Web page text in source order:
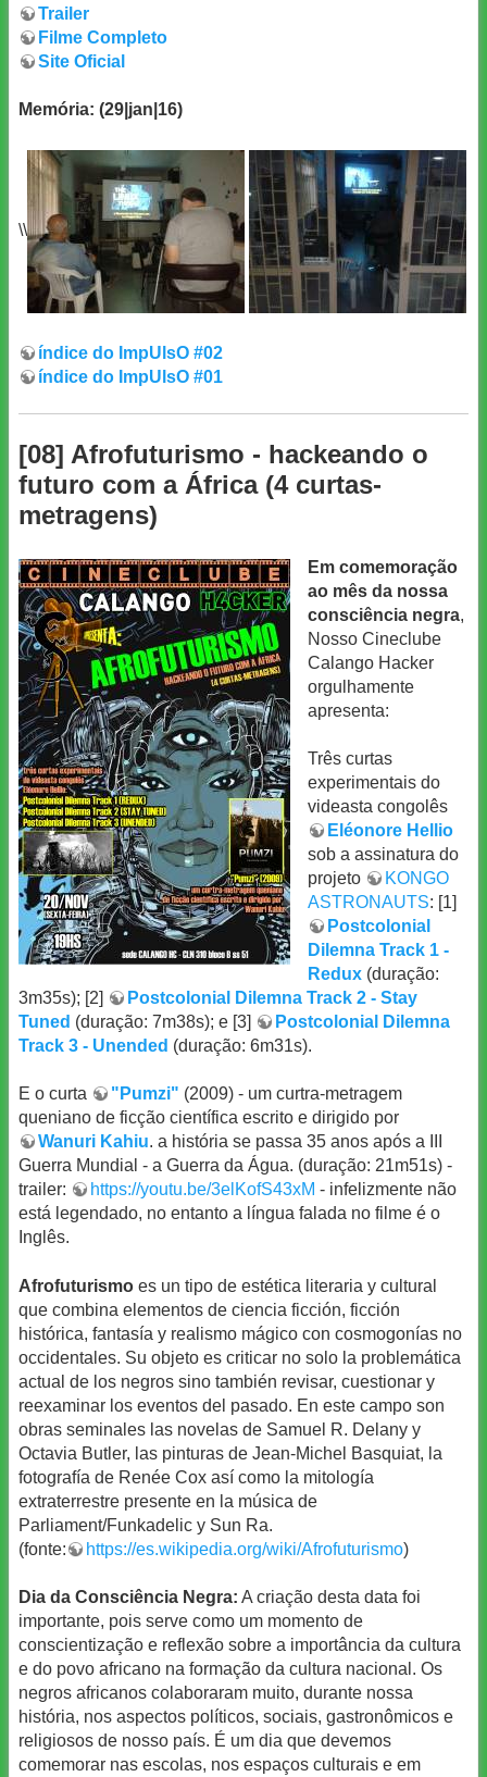
Trailer
Filme Completo
Site Oficial
Memória: (29|jan|16)
\\
índice do ImpUlsO #02
índice do ImpUlsO #01
[08] Afrofuturismo - hackeando o
futuro com a África (4 curtas-
metragens)
Em comemoração
ao mês da nossa
consciência negra,
Nosso Cineclube
Calango Hacker
orgulhamente
apresenta:
Três curtas
experimentais do
videasta congolês
Eléonore Hellio
sob a assinatura do
projeto
KONGO
ASTRONAUTS: [1]
Postcolonial
Dilemna Track 1 -
Redux (duração:
3m35s); [2]
Postcolonial Dilemna Track 2 - Stay
Tuned (duração: 7m38s); e [3]
Postcolonial Dilemna
Track 3 - Unended (duração: 6m31s).
E o curta "Pumzi" (2009) - um curtra-metragem
queniano de ficção científica escrito e dirigido por
Wanuri Kahiu. a história se passa 35 anos após a III
Guerra Mundial - a Guerra da Água. (duração: 21m51s) -
trailer:
https://youtu.be/3elKofS43xM - infelizmente não
está legendado, no entanto a língua falada no filme é o
Inglês.
Afrofuturismo es un tipo de estética literaria y cultural
que combina elementos de ciencia ficción, ficción
histórica, fantasía y realismo mágico con cosmogonías no
occidentales. Su objeto es criticar no solo la problemática
actual de los negros sino también revisar, cuestionar y
reexaminar los eventos del pasado. En este campo son
obras seminales las novelas de Samuel R. Delany y
Octavia Butler, las pinturas de Jean-Michel Basquiat, la
fotografía de Renée Cox así como la mitología
extraterrestre presente en la música de
Parliament/Funkadelic y Sun Ra.
(fonte:
https://es.wikipedia.org/wiki/Afrofuturismo)
Dia da Consciência Negra: A criação desta data foi
importante, pois serve como um momento de
conscientização e reflexão sobre a importância da cultura
e do povo africano na formação da cultura nacional. Os
negros africanos colaboraram muito, durante nossa
história, nos aspectos políticos, sociais, gastronômicos e
religiosos de nosso país. É um dia que devemos
comemorar nas escolas, nos espaços culturais e em